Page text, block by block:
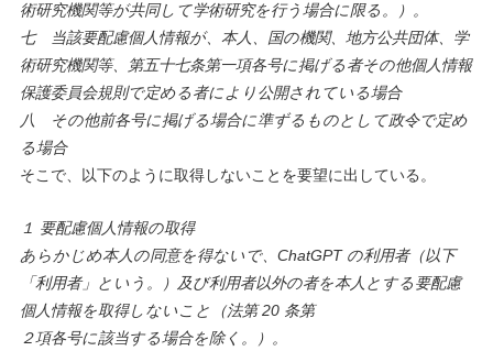
術研究機関等が共同して学術研究を行う場合に限る。）。
七 当該要配慮個人情報が、本人、国の機関、地方公共団体、学
術研究機関等、第五十七条第一項各号に掲げる者その他個人情報
保護委員会規則で定める者により公開されている場合
八 その他前各号に掲げる場合に準ずるものとして政令で定め
る場合
そこで、以下のように取得しないことを要望に出している。
１ 要配慮個人情報の取得
あらかじめ本人の同意を得ないで、ChatGPT の利用者（以下
「利用者」という。）及び利用者以外の者を本人とする要配慮
個人情報を取得しないこと（法第 20 条第
２項各号に該当する場合を除く。）。